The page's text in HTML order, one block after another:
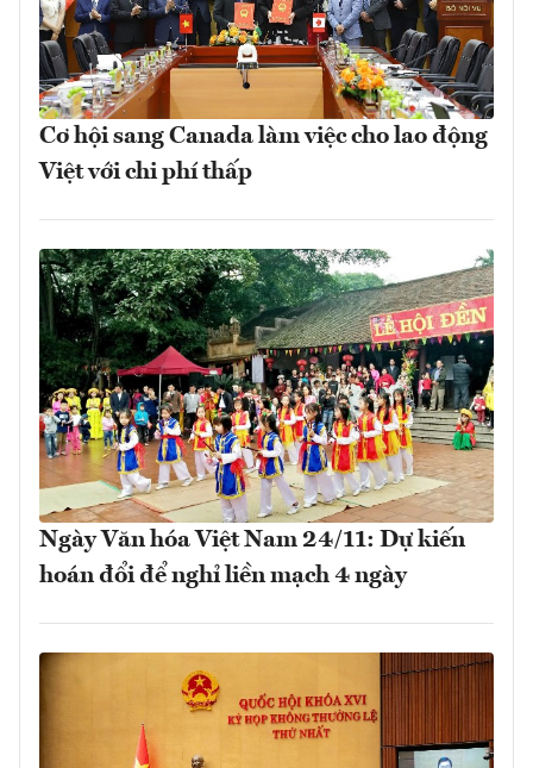
Cơ hội sang Canada làm việc cho lao động
Việt với chi phí thấp
Ngày Văn hóa Việt Nam 24/11: Dự kiến
hoán đổi để nghỉ liền mạch 4 ngày